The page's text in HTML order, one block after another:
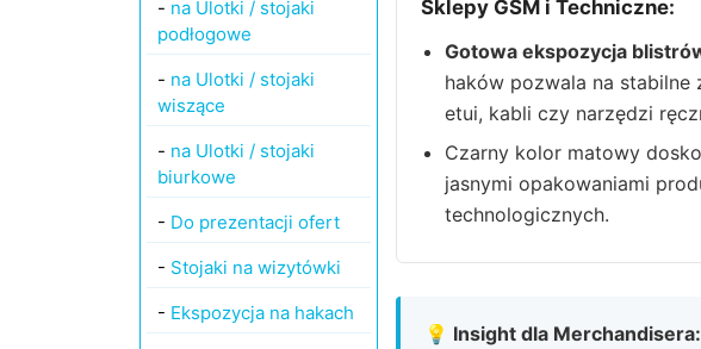
- na Ulotki / stojaki
podłogowe
- na Ulotki / stojaki
wiszące
- na Ulotki / stojaki
biurkowe
- Do prezentacji ofert
- Stojaki na wizytówki
- Ekspozycja na hakach
Sklepy GSM i Techniczne:
Gotowa ekspozycja
haków pozwala na stabilne
etui, kabli czy narzędzi
Czarny kolor matowy
jasnymi opakowaniami
technologicznych.
💡 Insight dla Merchandisera: